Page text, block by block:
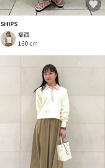
SHIPS
福西
160 cm